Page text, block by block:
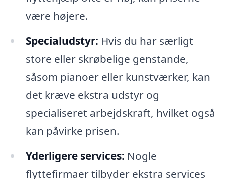
være højere.
Specialudstyr: Hvis du har særligt
store eller skrøbelige genstande,
såsom pianoer eller kunstværker, kan
det kræve ekstra udstyr og
specialiseret arbejdskraft, hvilket også
kan påvirke prisen.
Yderligere services: Nogle
flyttefirmaer tilbyder ekstra services